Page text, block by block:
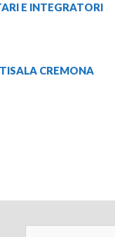
E INTEGRATORI
CREMONA